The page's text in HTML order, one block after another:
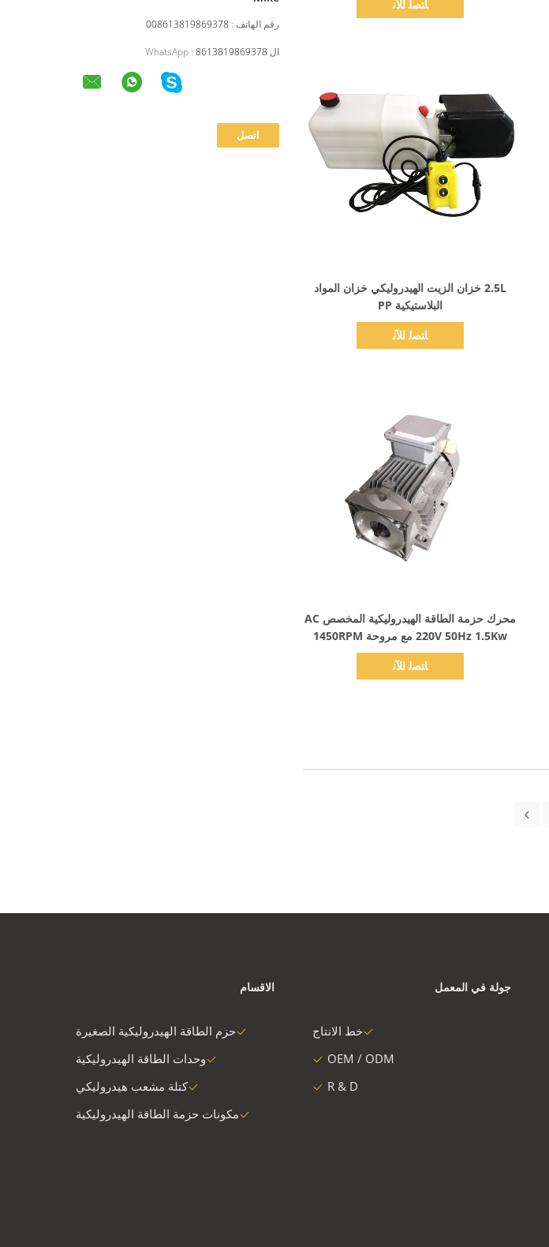
رقم الهاتف :
ال WhatsApp : 8613819869378
ﺎﺘﺼﻟ ﺍﻶﻧ
2.5L خزان الزيت الهيدروليكي خزان المواد
البلاستيكية PP
ﺎﺘﺼﻟ ﺍﻶﻧ
محرك حزمة الطاقة الهيدروليكية المخصص AC
220V 50Hz 1.5Kw مع مروحة 1450RPM
ﺎﺘﺼﻟ ﺍﻶﻧ
الاقسام
حزم الطاقة الهيدروليكية الصغيرة
وحدات الطاقة الهيدروليكية
كتلة مشعب هيدروليكي
مكونات حزمة الطاقة الهيدروليكية
جولة في المعمل
خط الانتاج
OEM / ODM
R & D